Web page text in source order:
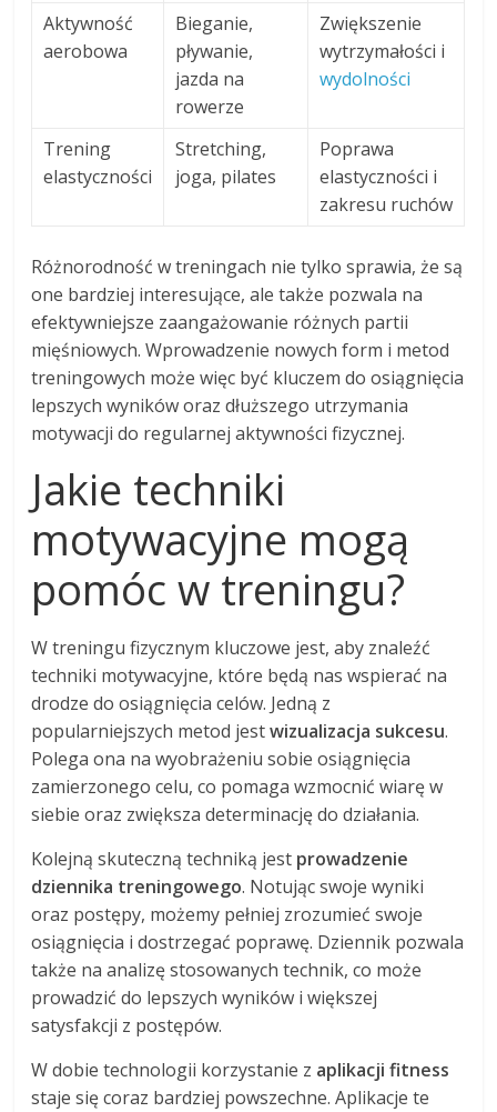
Aktywność
aerobowa
Bieganie,
pływanie,
jazda na
rowerze
Zwiększenie
wytrzymałości i
wydolności
Trening
elastyczności
Stretching,
joga, pilates
Poprawa
elastyczności i
zakresu ruchów
Różnorodność w treningach nie tylko sprawia, że są
one bardziej interesujące, ale także pozwala na
efektywniejsze zaangażowanie różnych partii
mięśniowych. Wprowadzenie nowych form i metod
treningowych może więc być kluczem do osiągnięcia
lepszych wyników oraz dłuższego utrzymania
motywacji do regularnej aktywności fizycznej.
Jakie techniki
motywacyjne mogą
pomóc w treningu?
W treningu fizycznym kluczowe jest, aby znaleźć
techniki motywacyjne, które będą nas wspierać na
drodze do osiągnięcia celów. Jedną z
popularniejszych metod jestwizualizacja sukcesu.
Polega ona na wyobrażeniu sobie osiągnięcia
zamierzonego celu, co pomaga wzmocnić wiarę w
siebie oraz zwiększa determinację do działania.
Kolejną skuteczną techniką jest prowadzenie
dziennika treningowego. Notując swoje wyniki
oraz postępy, możemy pełniej zrozumieć swoje
osiągnięcia i dostrzegać poprawę. Dziennik pozwala
także na analizę stosowanych technik, co może
prowadzić do lepszych wyników i większej
satysfakcji z postępów.
W dobie technologii korzystanie z aplikacji fitness
staje się coraz bardziej powszechne. Aplikacje te